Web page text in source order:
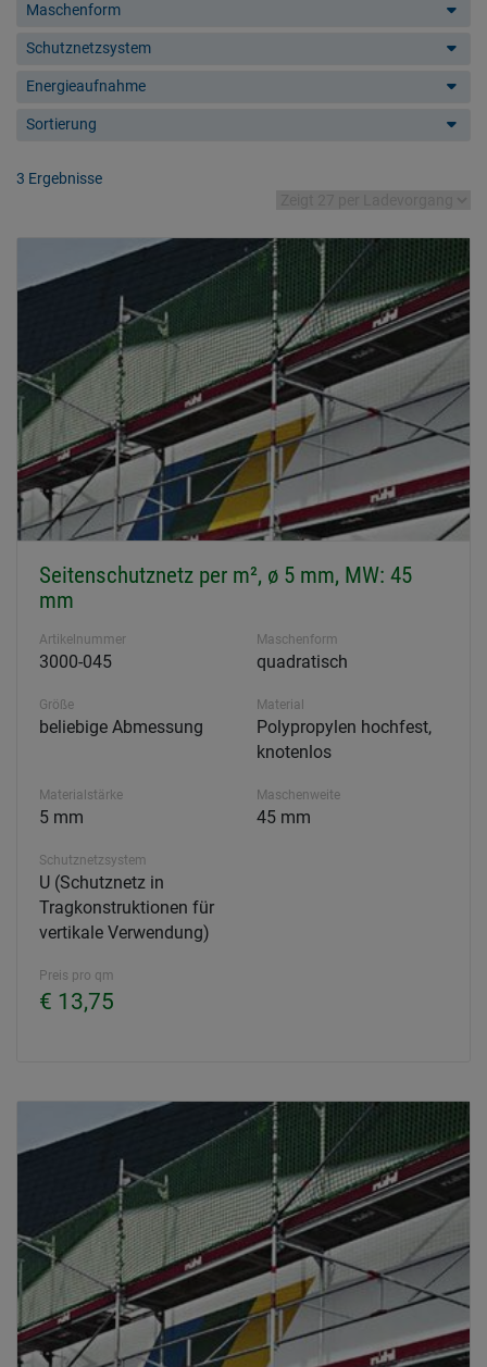
Maschenform
Schutznetzsystem
Energieaufnahme
Sortierung
3 Ergebnisse
Seitenschutznetz per m², ø 5 mm, MW: 45
mm
Artikelnummer
3000-045
Maschenform
quadratisch
Größe
beliebige Abmessung
Material
Polypropylen hochfest,
knotenlos
Materialstärke
5 mm
Maschenweite
45 mm
Schutznetzsystem
U (Schutznetz in
Tragkonstruktionen für
vertikale Verwendung)
Preis pro qm
€ 13,75